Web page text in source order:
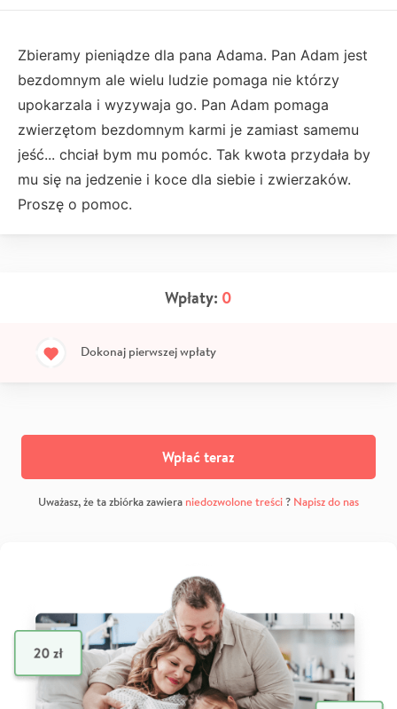
Zbieramy pieniądze dla pana Adama. Pan Adam jest
bezdomnym ale wielu ludzie pomaga nie którzy
upokarzala i wyzywaja go. Pan Adam pomaga
zwierzętom bezdomnym karmi je zamiast samemu
jeść... chciał bym mu pomóc. Tak kwota przydała by
mu się na jedzenie i koce dla siebie i zwierzaków.
Proszę o pomoc.
Wpłaty: 0
Dokonaj pierwszej wpłaty
Wpłać teraz
Uważasz, że ta zbiórka zawiera niedozwolone treści? Napisz do nas